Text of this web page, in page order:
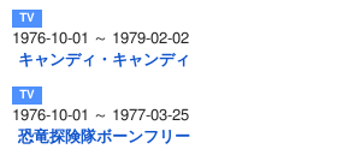
1976-10-01 ～ 1979-02-02
キャンディ・キャンディ
1976-10-01 ～ 1977-03-25
恐竜探険隊ボーンフリー